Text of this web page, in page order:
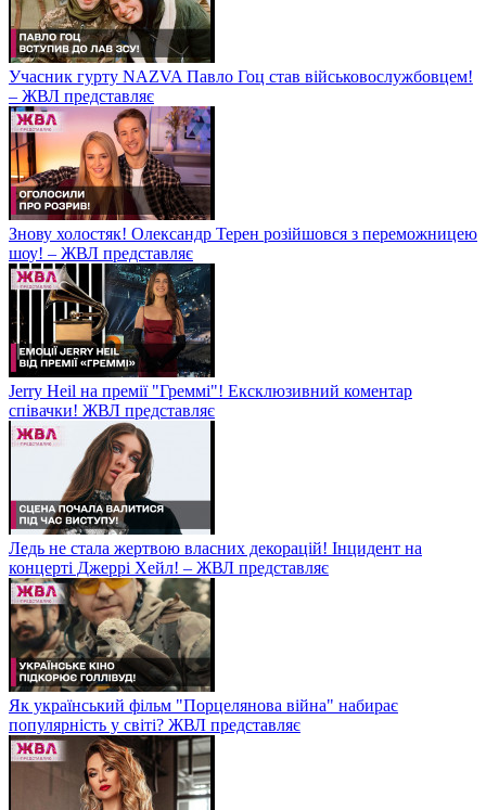
Учасник гурту NAZVA Павло Гоц став військовослужбовцем!
– ЖВЛ представляє
Знову холостяк! Олександр Терен розійшовся з переможницею
шоу! – ЖВЛ представляє
Jerry Heil на премії "Греммі"! Ексклюзивний коментар
співачки! ЖВЛ представляє
Ледь не стала жертвою власних декорацій! Інцидент на
концерті Джеррі Хейл! – ЖВЛ представляє
Як український фільм "Порцелянова війна" набирає
популярність у світі? ЖВЛ представляє